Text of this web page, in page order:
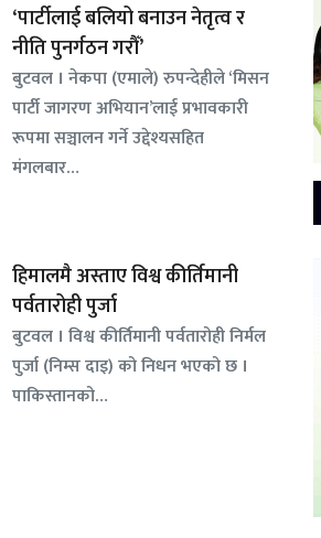
‘पार्टीलाई बलियो बनाउन नेतृत्व र
नीति पुनर्गठन गरौँ’
बुटवल । नेकपा (एमाले) रुपन्देहीले ‘मिसन
पार्टी जागरण अभियान’लाई प्रभावकारी
रूपमा सञ्चालन गर्ने उद्देश्यसहित
मंगलबार…
हिमालमै अस्ताए विश्व कीर्तिमानी
पर्वतारोही पुर्जा
बुटवल । विश्व कीर्तिमानी पर्वतारोही निर्मल
पुर्जा (निम्स दाइ) को निधन भएको छ ।
पाकिस्तानको…